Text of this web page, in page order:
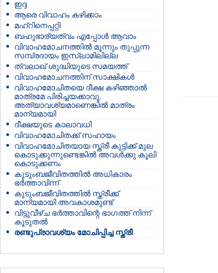
ഇദ്ദ
ആരെ വിവാഹം കഴിക്കാം
മഹ്റിനെപ്പറ്റി
ബഹുഭാര്യത്വം എപ്പോള്‍ ആവാം
വിവാഹമോചനത്തില്‍ മൂന്നും തുപ്പുന്ന
സമ്പ്രദായം ഇസ്ലാമിലില്ല
ത്വലാഖ് ശുദ്ധിയുടെ സമയത്ത്
വിവാഹമോചനത്തിന് സാക്ഷികള്‍
വിവാഹമോചിതയെ ദീക്ഷ കഴിഞ്ഞാല്‍
മാത്രമേ പിരിച്ചയക്കാവൂ.
അത്യാവശ്യമാണെങ്കില്‍ മാത്രം
മാന്യമായി
ദീക്ഷയുടെ കാലാവധി
വിവാഹമോചിതക്ക് സഹായം
വിവാഹമോചിതയായ സ്ത്രീ കുട്ടിക്ക് മുല
കൊടുക്കുന്നുണ്ടെങ്കില്‍ അവള്‍ക്കു കൂലി
കൊടുക്കണം
കുടുംബജീവിതത്തില്‍ അധികാരം
ഭര്‍ത്താവിന്ന്‍
കുടുംബജീവിതത്തില്‍ സ്ത്രീക്ക്
മാന്യമായി അവകാശമുണ്ട്
വിട്ടുവീഴ്ച ഭര്‍ത്താവിന്റെ ഭാഗത്ത് നിന്ന്‍
കൂടുതല്‍
രണ്ടുപ്രാവശ്യം മോചിപ്പിച്ച സ്ത്രീ